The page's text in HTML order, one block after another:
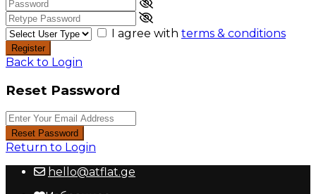
I agree with terms & conditions
Register
Back to Login
Reset Password
Reset Password
Return to Login
hello@atflat.ge